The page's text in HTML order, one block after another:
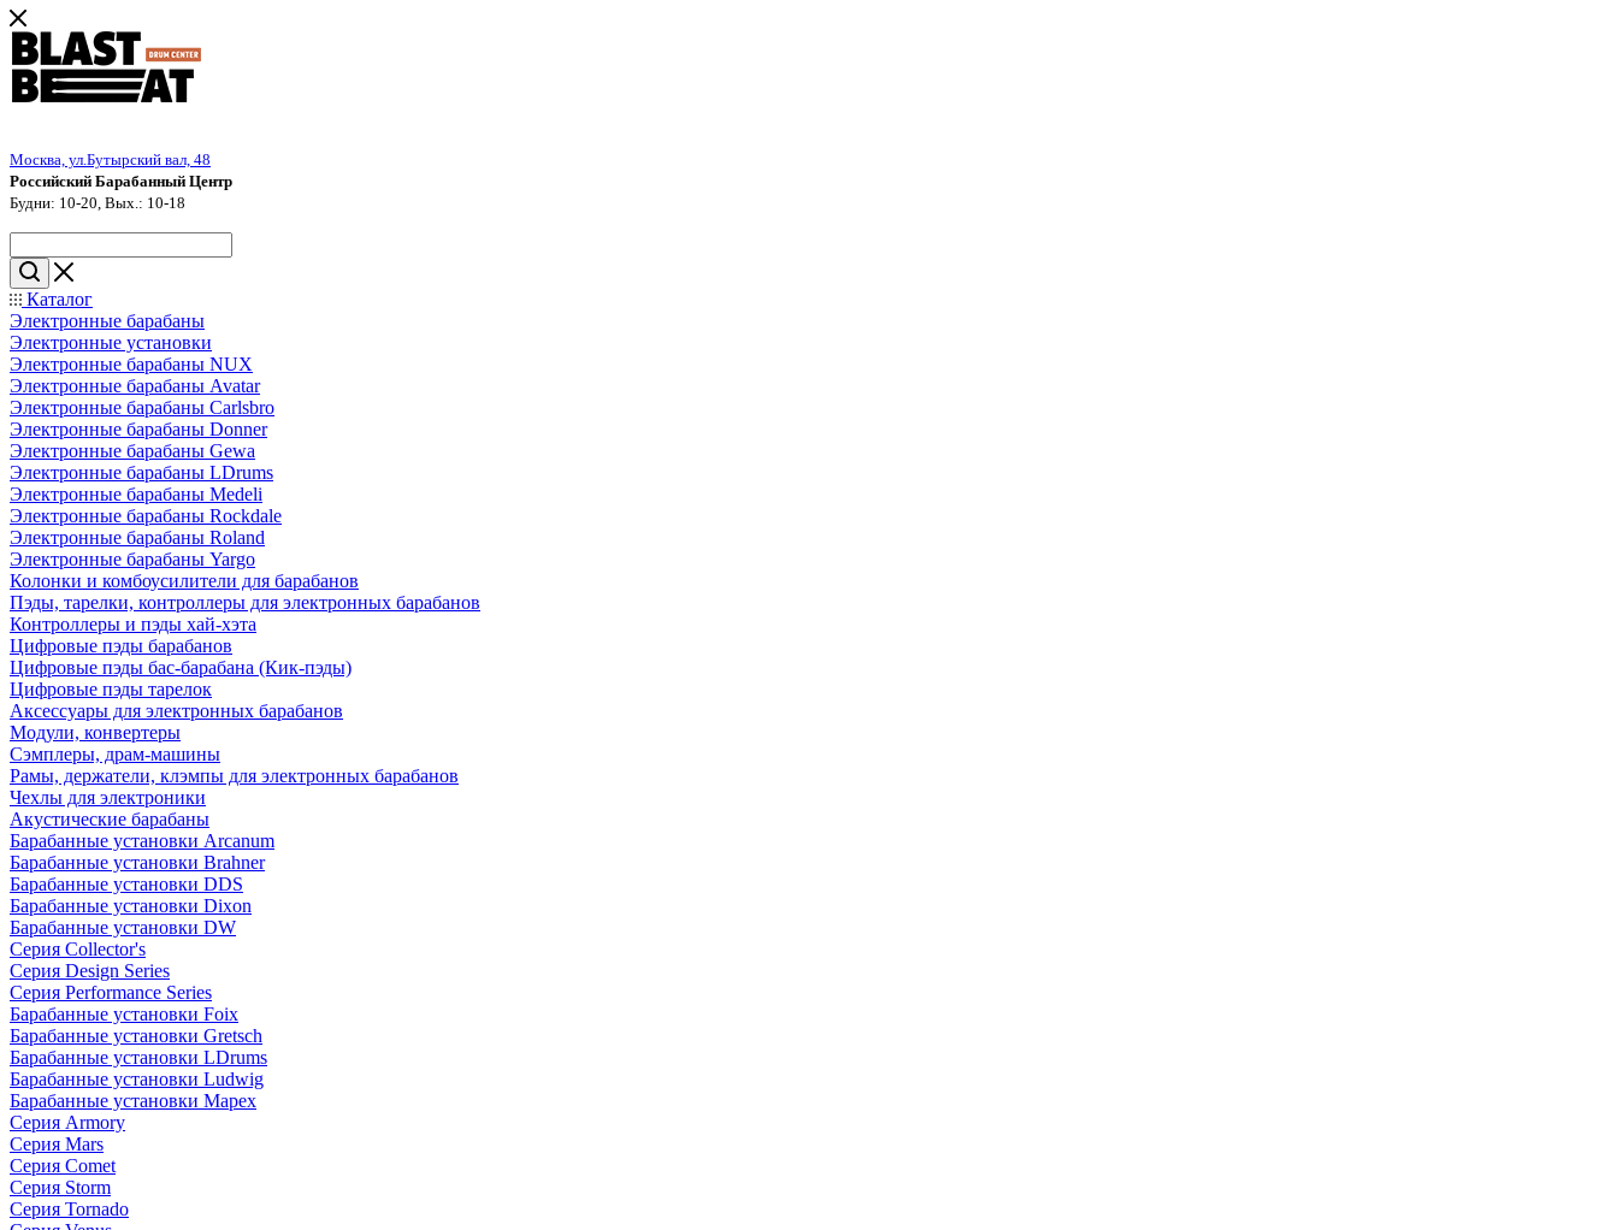
Москва, ул.Бутырский вал, 48
Российский Барабанный Центр
Будни: 10-20, Вых.: 10-18
Каталог
Электронные барабаны
Электронные установки
Электронные барабаны NUX
Электронные барабаны Avatar
Электронные барабаны Carlsbro
Электронные барабаны Donner
Электронные барабаны Gewa
Электронные барабаны LDrums
Электронные барабаны Medeli
Электронные барабаны Rockdale
Электронные барабаны Roland
Электронные барабаны Yargo
Колонки и комбоусилители для барабанов
Пэды, тарелки, контроллеры для электронных барабанов
Контроллеры и пэды хай-хэта
Цифровые пэды барабанов
Цифровые пэды бас-барабана (Кик-пэды)
Цифровые пэды тарелок
Аксессуары для электронных барабанов
Модули, конвертеры
Сэмплеры, драм-машины
Рамы, держатели, клэмпы для электронных барабанов
Чехлы для электроники
Акустические барабаны
Барабанные установки Arcanum
Барабанные установки Brahner
Барабанные установки DDS
Барабанные установки Dixon
Барабанные установки DW
Серия Collector's
Серия Design Series
Серия Performance Series
Барабанные установки Foix
Барабанные установки Gretsch
Барабанные установки LDrums
Барабанные установки Ludwig
Барабанные установки Mapex
Серия Armory
Серия Mars
Серия Comet
Серия Storm
Серия Tornado